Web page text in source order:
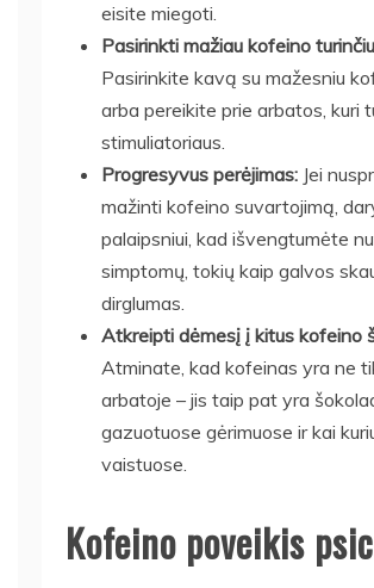
eisite miegoti.
Pasirinkti mažiau kofeino
Pasirinkite kavą su mažesniu
arba pereikite prie arbatos, kuri
stimuliatoriaus.
Progresyvus perėjimas: Jei
mažinti kofeino suvartojimą,
palaipsniui, kad išvengtumėte
simptomų, tokių kaip galvos
dirglumas.
Atkreipti dėmesį į kitus kofeino
Atminate, kad kofeinas yra ne
arbatoje – jis taip pat yra
gazuotuose gėrimuose ir kai
vaistuose.
Kofeino poveikis